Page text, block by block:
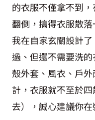
的衣服不僅拿不到
翻倒，搞得衣服散落
我在自家玄關設計
過、但還不需要洗
殼外套、風衣、戶
計，衣服就不至於
去），誠心建議你